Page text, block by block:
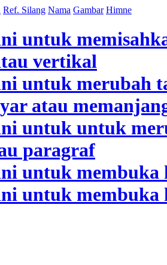
Ref. Silang Nama Gambar Himne